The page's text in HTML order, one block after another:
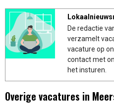
De redactie
verzamelt
vacature op
contact met
het insturen.
Overige vacatures in